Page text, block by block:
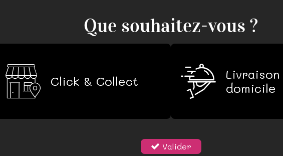
Que souhaitez-vous ?
Click & Collect
Livraison
domicile
Valider